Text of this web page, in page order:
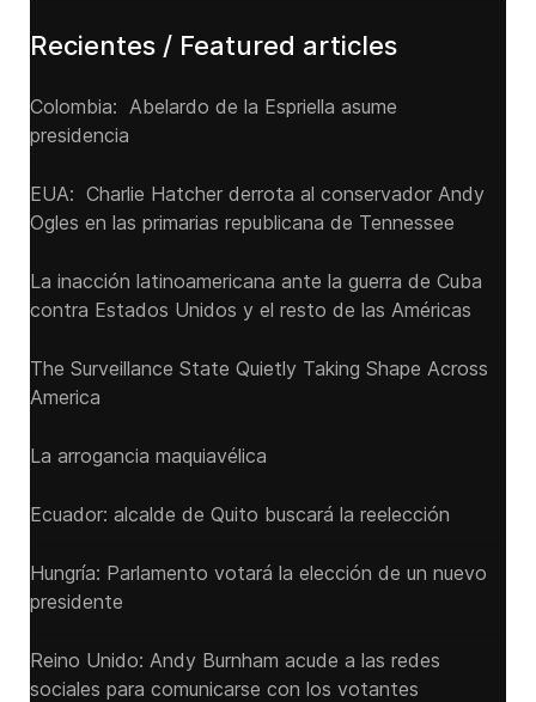
Recientes / Featured articles
Colombia: Abelardo de la Espriella asume
presidencia
EUA: Charlie Hatcher derrota al conservador Andy
Ogles en las primarias republicana de Tennessee
La inacción latinoamericana ante la guerra de Cuba
contra Estados Unidos y el resto de las Américas
The Surveillance State Quietly Taking Shape Across
America
La arrogancia maquiavélica
Ecuador: alcalde de Quito buscará la reelección
Hungría: Parlamento votará la elección de un nuevo
presidente
Reino Unido: Andy ‌Burnham acude a las redes
sociales para comunicarse con los votantes